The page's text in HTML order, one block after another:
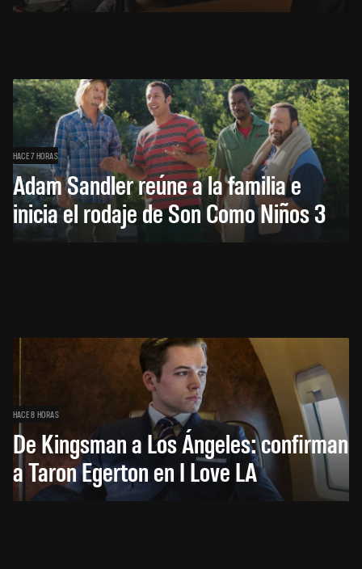
HACE 7 HORAS
Adam Sandler reúne a la familia e
inicia el rodaje de Son Como Niños 3
HACE 8 HORAS
De Kingsman a Los Ángeles: confirman
a Taron Egerton en I Love LA